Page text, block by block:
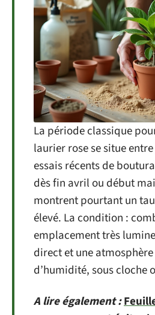
La période classique
laurier rose se situe
essais récents de
dès fin avril ou début
montrent pourtant un
élevé. La condition :
emplacement très
direct et une
d’humidité, sous cloche
A lire également :